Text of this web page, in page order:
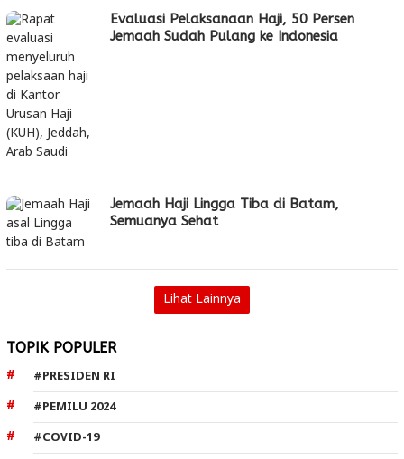
Evaluasi Pelaksanaan Haji, 50 Persen
Jemaah Sudah Pulang ke Indonesia
Jemaah Haji Lingga Tiba di Batam,
Semuanya Sehat
Lihat Lainnya
TOPIK POPULER
#PRESIDEN RI
#PEMILU 2024
#COVID-19